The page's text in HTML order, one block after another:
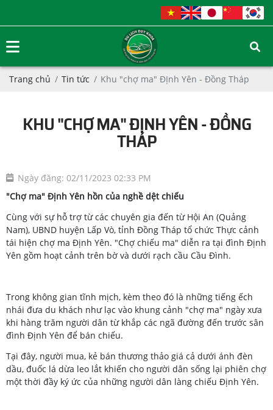
Trang chủ Tin tức Khu "chợ ma" ĐỊnh Yên - Đồng Tháp
KHU "CHỢ MA" ĐỊNH YÊN - ĐỒNG
THÁP
Ngày đăng: 02/11/2023 02:33 PM
"Chợ ma" Định Yên hồn của nghề dệt chiếu
Cùng với sự hỗ trợ từ các chuyên gia đến từ Hội An (Quảng
Nam), UBND huyện Lấp Vò, tỉnh Đồng Tháp tổ chức Thực cảnh
tái hiện chợ ma Định Yên. "Chợ chiếu ma" diễn ra tại đình Định
Yên gồm hoạt cảnh trên bờ và dưới rạch cầu Cầu Đình.
Trong không gian tĩnh mịch, kèm theo đó là những tiếng ếch
nhái đưa du khách như lạc vào khung cảnh "chợ ma" ngày xưa
khi hàng trăm người dân từ khắp các ngã đường đến trước sân
đình Định Yên để bán chiếu.
Tại đây, người mua, kẻ bán thương thảo giá cả dưới ánh đèn
dầu, đuốc lá dừa leo lắt khiến cho người dân sống lại phiên chợ
một thời đầy ký ức của những người dân làng chiếu Định Yên.